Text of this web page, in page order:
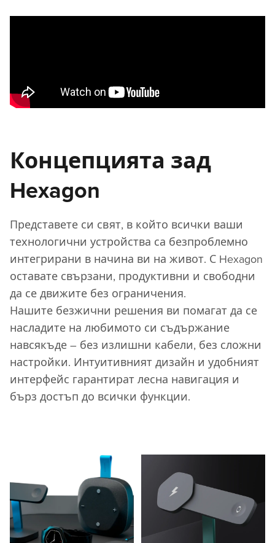
Концепцията зад
Hexagon
Представете си свят, в който всички ваши
технологични устройства са безпроблемно
интегрирани в начина ви на живот. С Hexagon
оставате свързани, продуктивни и свободни
да се движите без ограничения.
Нашите безжични решения ви помагат да се
насладите на любимото си съдържание
навсякъде – без излишни кабели, без сложни
настройки. Интуитивният дизайн и удобният
интерфейс гарантират лесна навигация и
бърз достъп до всички функции.